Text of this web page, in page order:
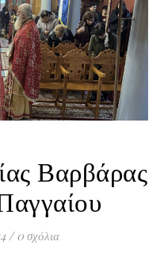
Βαρβάρας
/ 0 σχόλια